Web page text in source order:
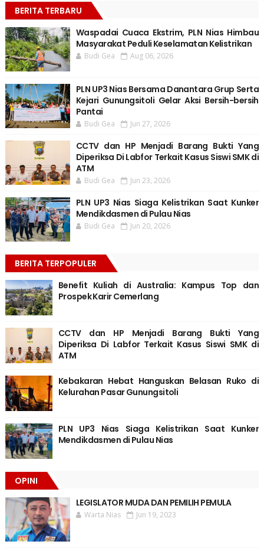
BERITA TERBARU
Waspadai Cuaca Ekstrim, PLN Nias Himbau
Masyarakat Peduli Keselamatan Kelistrikan
Budi Gea Aug 06, 2026
PLN UP3 Nias Bersama Danantara Grup Serta
Kejari Gunungsitoli Gelar Aksi Bersih-bersih
Pantai
Budi Gea Jun 27, 2026
CCTV dan HP Menjadi Barang Bukti Yang
Diperiksa Di Labfor Terkait Kasus Siswi SMK di
ATM
Budi Gea Jun 23, 2026
PLN UP3 Nias Siaga Kelistrikan Saat Kunker
Mendikdasmen di Pulau Nias
Budi Gea Jun 20, 2026
BERITA TERPOPULER
Benefit Kuliah di Australia: Kampus Top dan
Prospek Karir Cemerlang
CCTV dan HP Menjadi Barang Bukti Yang
Diperiksa Di Labfor Terkait Kasus Siswi SMK di
ATM
Kebakaran Hebat Hanguskan Belasan Ruko di
Kelurahan Pasar Gunungsitoli
PLN UP3 Nias Siaga Kelistrikan Saat Kunker
Mendikdasmen di Pulau Nias
OPINI
LEGISLATOR MUDA DAN PEMILIH PEMULA
Warta Nias Jun 19, 2023